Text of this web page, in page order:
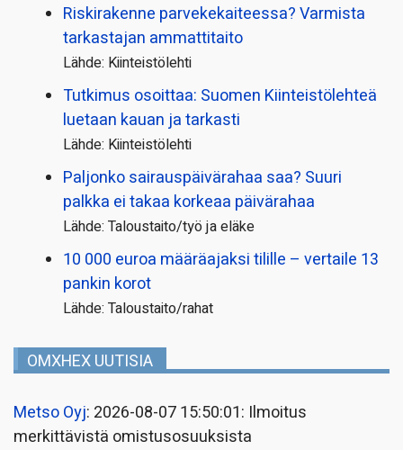
Riskirakenne parvekekaiteessa? Varmista
tarkastajan ammattitaito
Lähde: Kiinteistölehti
Tutkimus osoittaa: Suomen Kiinteistölehteä
luetaan kauan ja tarkasti
Lähde: Kiinteistölehti
Paljonko sairauspäivä­rahaa saa? Suuri
palkka ei takaa korkeaa päivärahaa
Lähde: Taloustaito/työ ja eläke
10 000 euroa määräajaksi tilille – vertaile 13
pankin korot
Lähde: Taloustaito/rahat
OMXHEX UUTISIA
Metso Oyj: 2026-08-07 15:50:01: Ilmoitus
merkittävistä omistusosuuksista